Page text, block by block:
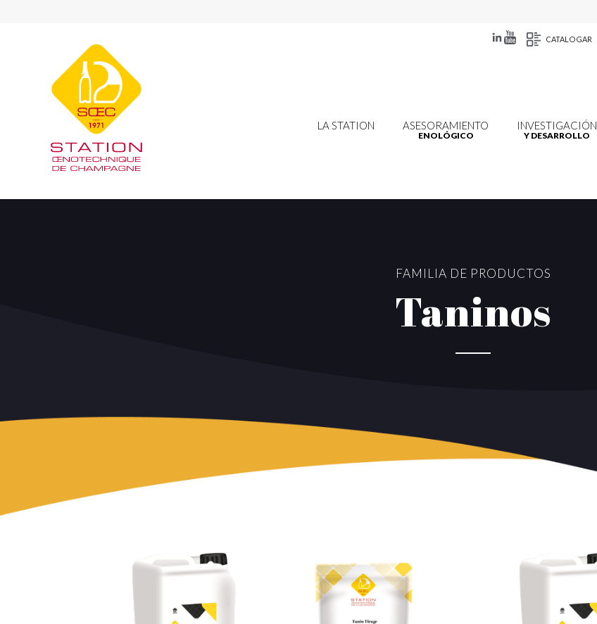
CATALOGAR
LA STATION ASESORAMIENTO
ENOLÓGICO
INVESTIGACIÓN
Y DESARROLLO
FAMILIA DE PRODUCTOS
Taninos